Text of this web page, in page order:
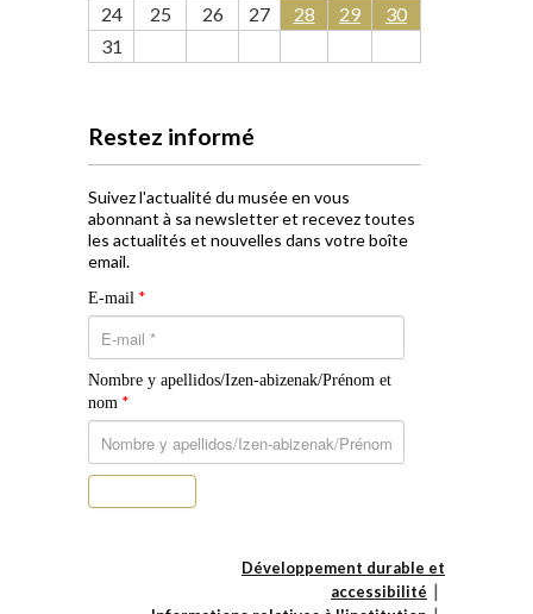
24
25 26 27 28 29
30
31
Restez informé
Suivez l'actualité du musée en vous
abonnant à sa newsletter et recevez toutes
les actualités et nouvelles dans votre boîte
email.
E-mail *
Nombre y apellidos/Izen-abizenak/Prénom et
nom *
Développement durable et
accessibilité